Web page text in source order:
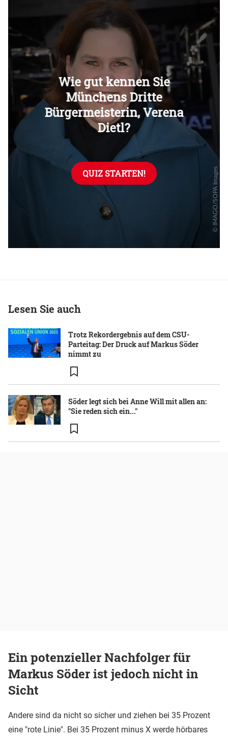
Überspringen
Lesen Sie auch
Trotz Rekordergebnis auf dem CSU-
Parteitag: Der Druck auf Markus Söder
nimmt zu
Söder legt sich bei Anne Will mit allen an:
"Sie reden sich ein..."
Ein potenzieller Nachfolger für
Markus Söder ist jedoch nicht in
Sicht
Andere sind da nicht so sicher und ziehen bei 35 Prozent
eine "rote Linie". Bei 35 Prozent minus X werde hörbares